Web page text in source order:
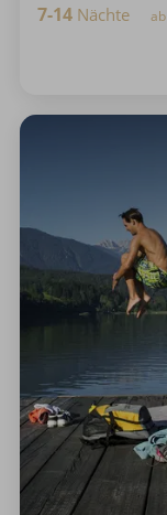
7-14 Nächte ab